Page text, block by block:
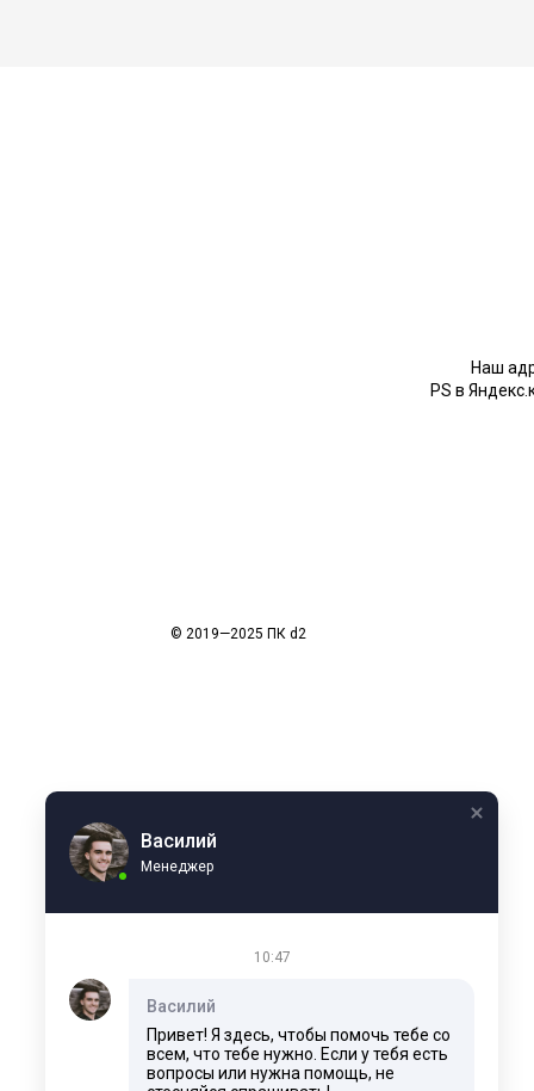
Наш
PS в
© 2019—2025 ПК d2
Василий
Менеджер
10:47
Василий
Привет! Я здесь, чтобы помочь тебе со
всем, что тебе нужно. Если у тебя есть
вопросы или нужна помощь, не